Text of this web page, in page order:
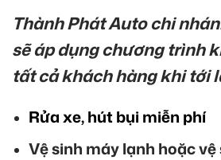
Thành Phát Auto chi
sẽ áp dụng chương trình
tất cả khách hàng khi tới
Rửa xe, hút bụi miễn phí
Vệ sinh máy lạnh hoặc